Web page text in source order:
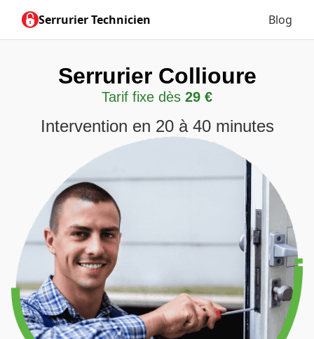
Serrurier Technicien Blog
Serrurier Collioure
Tarif fixe dès 29 €
Intervention en 20 à 40 minutes